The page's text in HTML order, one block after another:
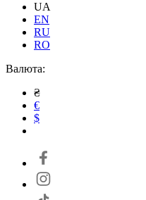
UA
EN
RU
RO
Валюта:
₴
€
$